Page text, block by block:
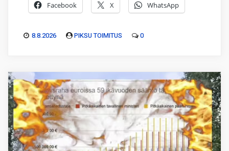
Facebook X WhatsApp
8.8.2026 PIKSU TOIMITUS 0